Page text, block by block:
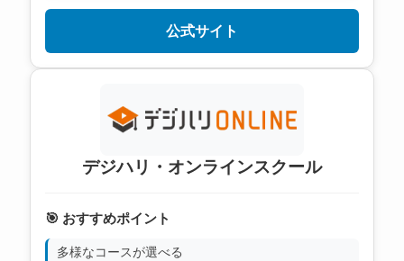
公式サイト
デジハリ・オンラインスクール
🎯 おすすめポイント
多様なコースが選べる